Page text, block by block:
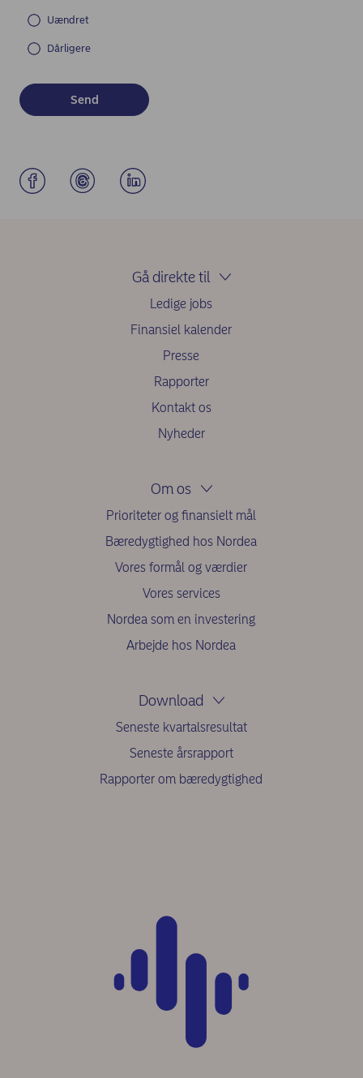
Uændret
Dårligere
Gå direkte til
Ledige jobs
Finansiel kalender
Presse
Rapporter
Kontakt os
Nyheder
Om os
Prioriteter og finansielt mål
Bæredygtighed hos Nordea
Vores formål og værdier
Vores services
Nordea som en investering
Arbejde hos Nordea
Download
Seneste kvartalsresultat
Seneste årsrapport
Rapporter om bæredygtighed